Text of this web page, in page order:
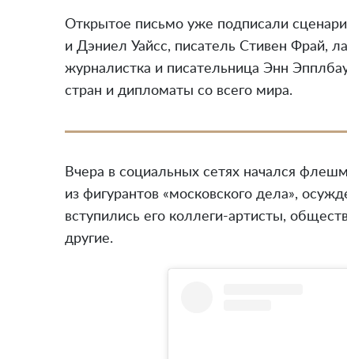
Открытое письмо уже подписали
и Дэниел Уайсс, писатель Стивен Фрай,
журналистка и писательница Энн
стран и дипломаты со всего мира.
Вчера в социальных сетях начался
из фигурантов «московского дела»,
вступились его коллеги-артисты,
другие.